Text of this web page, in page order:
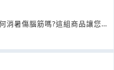
消暑傷腦筋嗎?這組商品讓您